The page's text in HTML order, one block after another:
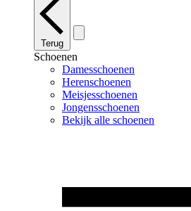
Terug
Schoenen
Damesschoenen
Herenschoenen
Meisjesschoenen
Jongensschoenen
Bekijk alle schoenen